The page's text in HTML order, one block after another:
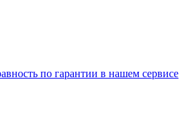
по гарантии в нашем сервисе